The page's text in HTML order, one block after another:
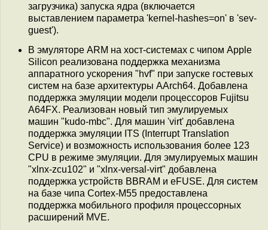
загрузчика) запуска ядра (включается
выставлением параметра 'kernel-hashes=on' в 'sev-
guest').
В эмуляторе ARM на хост-системах с чипом Apple
Silicon реализована поддержка механизма
аппаратного ускорения "hvf" при запуске гостевых
систем на базе архитектуры AArch64. Добавлена
поддержка эмуляции модели процессоров Fujitsu
A64FX. Реализован новый тип эмулируемых
машин "kudo-mbc". Для машин 'virt' добавлена
поддержка эмуляции ITS (Interrupt Translation
Service) и возможность использования более 123
CPU в режиме эмуляции. Для эмулируемых машин
"xlnx-zcu102" и "xlnx-versal-virt" добавлена
поддержка устройств BBRAM и eFUSE. Для систем
на базе чипа Cortex-M55 предоставлена
поддержка мобильного профиля процессорных
расширений MVE.